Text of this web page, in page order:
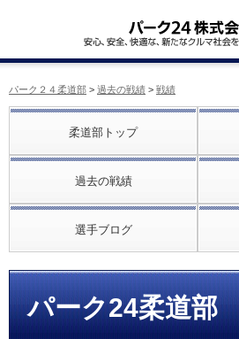
パーク２４柔道部 > 過去の戦績 > 戦績
柔道部トップ
過去の戦績
選手ブログ
パーク24柔道部